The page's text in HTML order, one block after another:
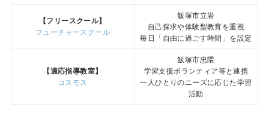
【フリースクール】
フューチャースクール
飯塚市立岩
自己探求や体験型教育を重視
毎日「自由に過ごす時間」を設定
【適応指導教室】
コスモス
飯塚市忠隈
学習支援ボランティア等と連携
一人ひとりのニーズに応じた学習
活動